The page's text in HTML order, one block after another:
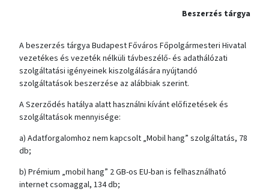
Beszerzés tárgya
A beszerzés tárgya Budapest Főváros Főpolgármesteri Hivatal
vezetékes és vezeték nélküli távbeszélő- és adathálózati
szolgáltatási igényeinek kiszolgálására nyújtandó
szolgáltatások beszerzése az alábbiak szerint.
A Szerződés hatálya alatt használni kívánt előfizetések és
szolgáltatások mennyisége:
a) Adatforgalomhoz nem kapcsolt „Mobil hang” szolgáltatás, 78
db;
b) Prémium „mobil hang” 2 GB-os EU-ban is felhasználható
internet csomaggal, 134 db;